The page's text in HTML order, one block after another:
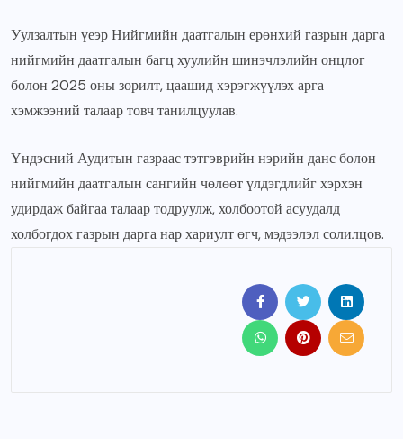
Уулзалтын үеэр Нийгмийн даатгалын ерөнхий газрын дарга
нийгмийн даатгалын багц хуулийн шинэчлэлийн онцлог
болон 2025 оны зорилт, цаашид хэрэгжүүлэх арга
хэмжээний талаар товч танилцуулав.
Үндэсний Аудитын газраас тэтгэврийн нэрийн данс болон
нийгмийн даатгалын сангийн чөлөөт үлдэгдлийг хэрхэн
удирдаж байгаа талаар тодруулж, холбоотой асуудалд
холбогдох газрын дарга нар хариулт өгч, мэдээлэл солилцов.